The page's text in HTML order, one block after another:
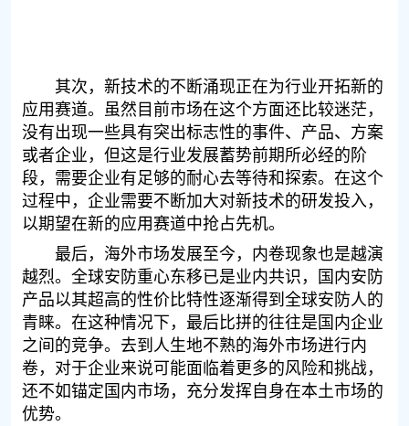
其次，新技术的不断涌现正在为行业开拓新的
应用赛道。虽然目前市场在这个方面还比较迷茫，
没有出现一些具有突出标志性的事件、产品、方案
或者企业，但这是行业发展蓄势前期所必经的阶
段，需要企业有足够的耐心去等待和探索。在这个
过程中，企业需要不断加大对新技术的研发投入，
以期望在新的应用赛道中抢占先机。
最后，海外市场发展至今，内卷现象也是越演
越烈。全球安防重心东移已是业内共识，国内安防
产品以其超高的性价比特性逐渐得到全球安防人的
青睐。在这种情况下，最后比拼的往往是国内企业
之间的竞争。去到人生地不熟的海外市场进行内
卷，对于企业来说可能面临着更多的风险和挑战，
还不如锚定国内市场，充分发挥自身在本土市场的
优势。